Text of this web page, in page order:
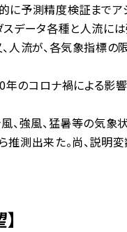
に予測精度検証までア
データ各種と人流に
人流が、各気象指標
年のコロナ禍による影
、強風、猛暑等の気
測出来た。尚、説明